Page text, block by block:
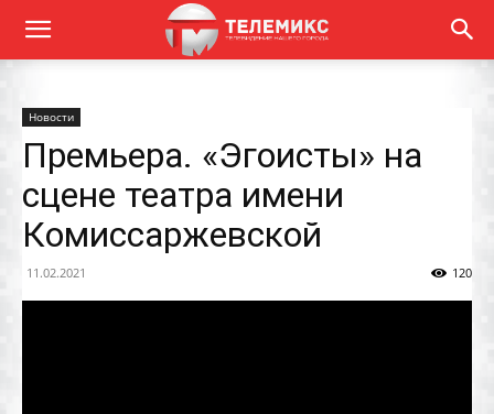
Новости
Премьера. «Эгоисты» на
сцене театра имени
Комиссаржевской
11.02.2021 120